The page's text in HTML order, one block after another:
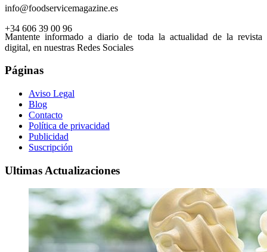
info@foodservicemagazine.es
+34 606 39 00 96
Mantente informado a diario de toda la actualidad de la revista
digital, en nuestras Redes Sociales
Páginas
Aviso Legal
Blog
Contacto
Política de privacidad
Publicidad
Suscripción
Ultimas Actualizaciones